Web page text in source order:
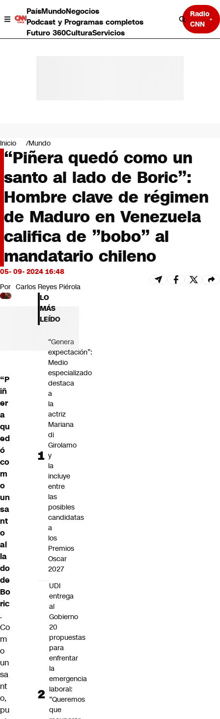
PaísMundoNegocios
Podcast y Programas completos
Futuro 360CulturaServicios
Radio
CNN
Negocios
Deportes
Programas completos
Cultura
Servicios
Bits
CNN tiempo
Futuro 360
Opinión
Inicio Mundo
“Piñera quedó como un
santo al lado de Boric”:
Hombre clave de régimen
de Maduro en Venezuela
califica de ”bobo” al
mandatario chileno
05- 09- 2024 16:48
Por Carlos Reyes Piérola
“P
iñ
er
a
qu
ed
ó
co
m
o
un
sa
nt
o
al
la
do
de
Bo
ric
.
Co
m
o
un
sa
nt
o,
pu
LO
MÁS
LEÍDO
“Genera
expectación”:
Medio
especializado
destaca
a
la
actriz
Mariana
di
Girolamo
y
la
incluye
entre
las
posibles
candidatas
a
los
Premios
Oscar
2027
UDI
entrega
al
Gobierno
20
propuestas
para
enfrentar
la
emergencia
laboral:
“Queremos
que